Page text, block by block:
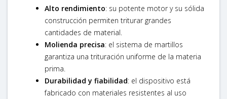
Alto rendimiento: su potente motor y su sólida
construcción permiten triturar grandes
cantidades de material.
Molienda precisa: el sistema de martillos
garantiza una trituración uniforme de la materia
prima.
Durabilidad y fiabilidad: el dispositivo está
fabricado con materiales resistentes al uso